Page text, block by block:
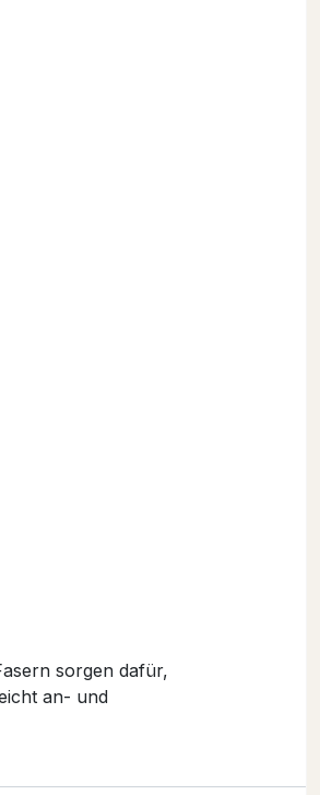
sorgen dafür,
an- und